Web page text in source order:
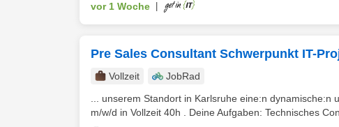
vor 1 Woche
Pre Sales Consultant Schwerpunkt IT-
Vollzeit
JobRad
... unserem Standort in Karlsruhe eine:n dynamische:n
m/w/d in Vollzeit 40h . Deine Aufgaben: Technisches